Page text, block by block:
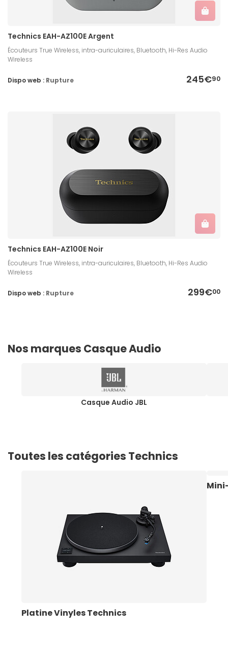
Technics EAH-AZ100E Argent
Écouteurs True Wireless, intra-auriculaires, Bluetooth, Hi-Res Audio
Wireless
245€90
Dispo web : Rupture
Technics EAH-AZ100E Noir
Écouteurs True Wireless, intra-auriculaires, Bluetooth, Hi-Res Audio
Wireless
299€00
Dispo web : Rupture
Nos marques Casque Audio
Casque Audio JBL
Toutes les catégories Technics
Platine Vinyles Technics